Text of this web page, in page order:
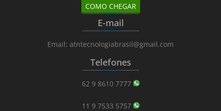
COMO CHEGAR
_______________________
E-mail
_______________________
Email: atntecnologiabrasil@gmail.com
Telefones
_______________________
62 9 8610 7777
11 9 7533 5757